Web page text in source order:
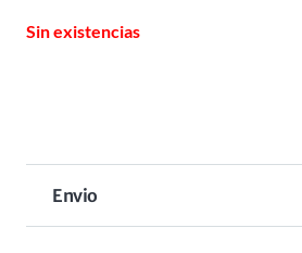
Sin existencias
Envio